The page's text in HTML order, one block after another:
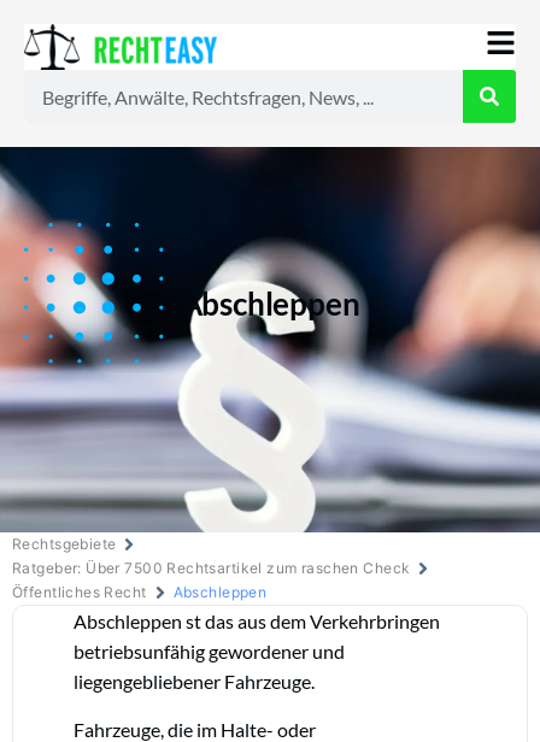
Abschleppen
Rechtsgebiete
Ratgeber: Über 7500 Rechtsartikel zum raschen Check
Öffentliches Recht
Abschleppen
Abschleppen st das aus dem Verkehrbringen
betriebsunfähig gewordener und
liegengebliebener Fahrzeuge.
Fahrzeuge, die im Halte- oder